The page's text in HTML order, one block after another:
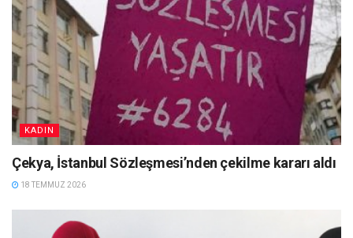
KADIN
Çekya, İstanbul Sözleşmesi’nden çekilme kararı aldı
18 TEMMUZ 2026